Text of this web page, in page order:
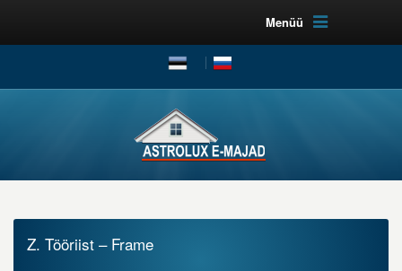
Menüü
Z. Tööriist – Frame